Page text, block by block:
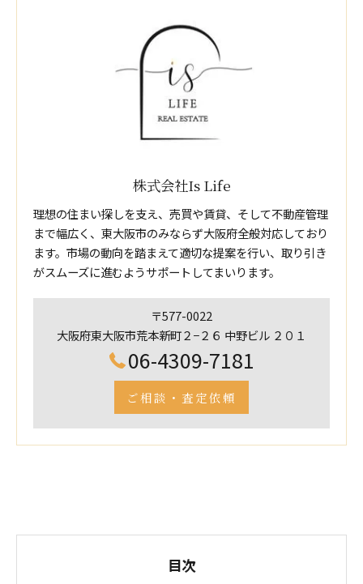
株式会社Is Life
理想の住まい探しを支え、売買や賃貸、そして不動産管理
まで幅広く、東大阪市のみならず大阪府全般対応しており
ます。市場の動向を踏まえて適切な提案を行い、取り引き
がスムーズに進むようサポートしてまいります。
〒577-0022
大阪府東大阪市荒本新町２−２６ 中野ビル ２０１
06-4309-7181
ご相談・査定依頼
目次